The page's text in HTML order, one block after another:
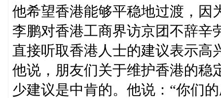
他希望香港能够平稳地过渡，因
李鹏对香港工商界访京团不辞辛
直接听取香港人士的建议表示高
他说，朋友们关于维护香港的稳
少建议是中肯的。他说：“你们